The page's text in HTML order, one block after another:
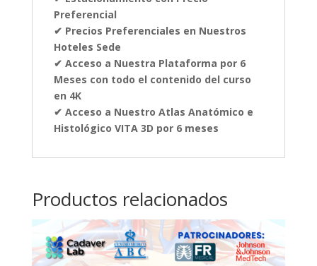
Preferencial
✔ Precios Preferenciales en Nuestros
Hoteles Sede
✔ Acceso a Nuestra Plataforma por 6
Meses con todo el contenido del curso
en 4K
✔ Acceso a Nuestro Atlas Anatómico e
Histológico VITA 3D por 6 meses
Productos relacionados